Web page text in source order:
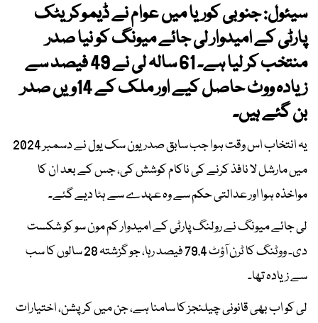
سیئول: جنوبی کوریا میں عوام نے ڈیموکریٹک
پارٹی کے امیدوار لی جائے میونگ کو نیا صدر
منتخب کر لیا ہے۔ 61 سالہ لی نے 49 فیصد سے
زیادہ ووٹ حاصل کیے اور ملک کے 14ویں صدر
بن گئے ہیں۔
یہ انتخاب اس وقت ہوا جب سابق صدر یون سک یول نے دسمبر 2024
میں مارشل لا نافذ کرنے کی ناکام کوشش کی، جس کے بعد ان کا
مواخذہ ہوا اور عدالتی حکم سے وہ عہدے سے ہٹا دیے گئے۔
لی جائے میونگ نے رولنگ پارٹی کے امیدوار کم مون سو کو شکست
دی۔ ووٹنگ کا ٹرن آؤٹ 79.4 فیصد رہا، جو گزشتہ 28 سالوں کا سب
سے زیادہ تھا۔
لی کو اب بھی قانونی چیلنجز کا سامنا ہے، جن میں کرپشن، اختیارات